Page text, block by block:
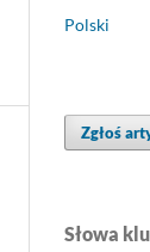
Polski
Zgłoś
Słowa